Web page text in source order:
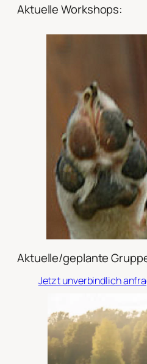
Aktuelle Workshops:
Aktuelle/geplante
Jetzt unverbindlich